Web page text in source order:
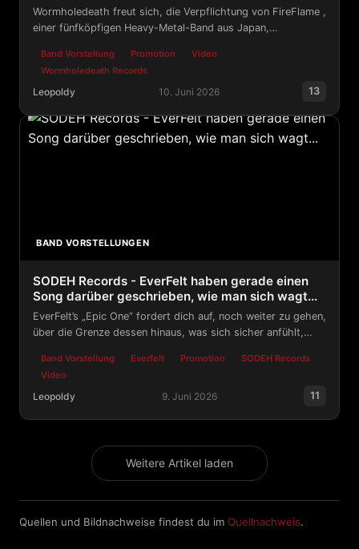
Wormholedeath freut sich, die Verpflichtung von FireFlame ,
einer fünfköpfigen Heavy-Metal-Band aus Japan,
Against The End“ veröffentlichen.
Band Vorstellung Promotion
Video
Wormholedeath Records
Leopoldy 10. Juni 2026 13
WormHoleDeath Records - Osaka Metal Unit will mit
BAND VORSTELLUNGEN
SODEH Records - EverFelt haben gerade einen
Song darüber geschrieben, wie man sich wagt...
EverFelt’s „Epic One“ fordert dich auf, noch weiter zu gehen,
über die Grenze dessen hinaus, was sich sicher anfühlt,
Band Vorstellung Everfelt Promotion
SODEH Records
Video
Leopoldy 9. Juni 2026 11
Weitere Artikel laden
Quellen und Bildnachweise findest du im Quellnachweis.